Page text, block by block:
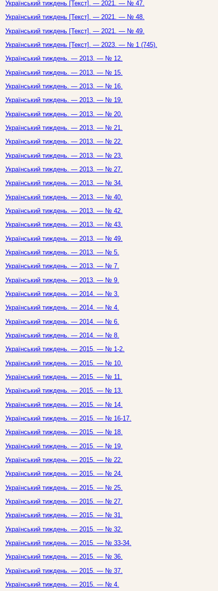
Український тиждень [Текст]. — 2021. — № 47.
Український тиждень [Текст]. — 2021. — № 48.
Український тиждень [Текст]. — 2021. — № 49.
Український тиждень [Текст]. — 2023. — № 1 (745).
Український тиждень. — 2013. — № 12.
Український тиждень. — 2013. — № 15.
Український тиждень. — 2013. — № 16.
Український тиждень. — 2013. — № 19.
Український тиждень. — 2013. — № 20.
Український тиждень. — 2013. — № 21.
Український тиждень. — 2013. — № 22.
Український тиждень. — 2013. — № 23.
Український тиждень. — 2013. — № 27.
Український тиждень. — 2013. — № 34.
Український тиждень. — 2013. — № 40.
Український тиждень. — 2013. — № 42.
Український тиждень. — 2013. — № 43.
Український тиждень. — 2013. — № 49.
Український тиждень. — 2013. — № 5.
Український тиждень. — 2013. — № 7.
Український тиждень. — 2013. — № 9.
Український тиждень. — 2014. — № 3.
Український тиждень. — 2014. — № 4.
Український тиждень. — 2014. — № 6.
Український тиждень. — 2014. — № 8.
Український тиждень. — 2015. — № 1-2.
Український тиждень. — 2015. — № 10.
Український тиждень. — 2015. — № 11.
Український тиждень. — 2015. — № 13.
Український тиждень. — 2015. — № 14.
Український тиждень. — 2015. — № 16-17.
Український тиждень. — 2015. — № 18.
Український тиждень. — 2015. — № 19.
Український тиждень. — 2015. — № 22.
Український тиждень. — 2015. — № 24.
Український тиждень. — 2015. — № 25.
Український тиждень. — 2015. — № 27.
Український тиждень. — 2015. — № 31.
Український тиждень. — 2015. — № 32.
Український тиждень. — 2015. — № 33-34.
Український тиждень. — 2015. — № 36.
Український тиждень. — 2015. — № 37.
Український тиждень. — 2015. — № 4.